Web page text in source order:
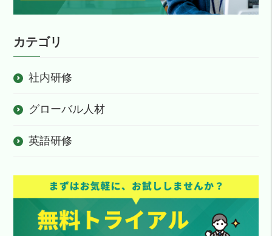
カテゴリ
社内研修
グローバル人材
英語研修